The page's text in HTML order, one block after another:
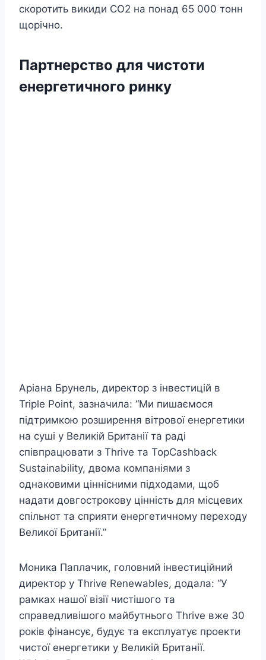
скоротить викиди CO2 на понад 65 000 тонн
щорічно.
Партнерство для чистоти
енергетичного ринку
Аріана Брунель, директор з інвестицій в
Triple Point, зазначила: “Ми пишаємося
підтримкою розширення вітрової енергетики
на суші у Великій Британії та раді
співпрацювати з Thrive та TopCashback
Sustainability, двома компаніями з
однаковими ціннісними підходами, щоб
надати довгострокову цінність для місцевих
спільнот та сприяти енергетичному переходу
Великої Британії.”
Моника Паплачик, головний інвестиційний
директор у Thrive Renewables, додала: “У
рамках нашої візії чистішого та
справедливішого майбутнього Thrive вже 30
років фінансує, будує та експлуатує проекти
чистої енергетики у Великій Британії.